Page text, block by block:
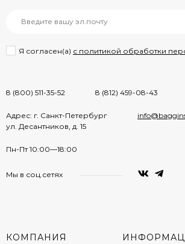
Я согласен(a) с политикой обработки
8 (800) 511-35-52 8 (812) 459-08-43
Адрес: г. Санкт-Петербург
ул. Десантников, д. 15
Пн-Пт 10:00—18:00
Мы в соц.сетях
КОМПАНИЯ